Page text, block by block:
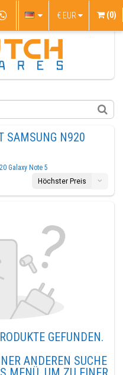
€ EUR (0)
SAMSUNG N920
Galaxy Note 5
Höchster Preis
GEFUNDEN.
ANDEREN SUCHE